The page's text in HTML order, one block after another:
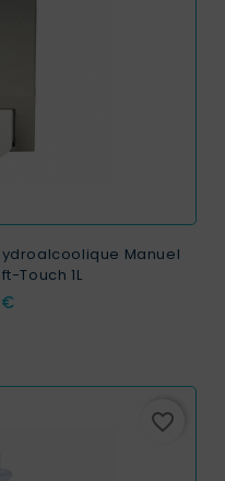
Manuel
Touch 1L
favorite_border